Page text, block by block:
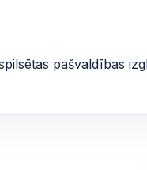
pašvaldības